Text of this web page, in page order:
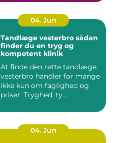
04. Jun
Tandlæge vesterbro sådan
finder du en tryg og
kompetent klinik
At finde den rette tandlæge
vesterbro handler for mange
ikke kun om faglighed og
priser. Tryghed, ty...
04. Jun